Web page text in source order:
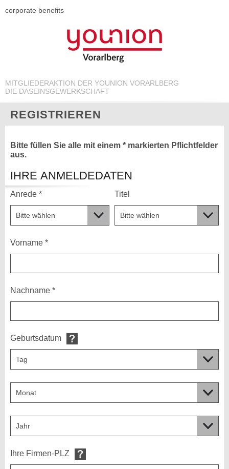
corporate benefits
MITGLIEDERAKTION DER YOUNION VORARLBERG
DIE DASEINSGEWERKSCHAFT
REGISTRIEREN
Bitte füllen Sie alle mit einem * markierten Pflichtfelder
aus.
IHRE ANMELDEDATEN
Anrede * Titel
Vorname *
Nachname *
Geburtsdatum
Ihre Firmen-PLZ